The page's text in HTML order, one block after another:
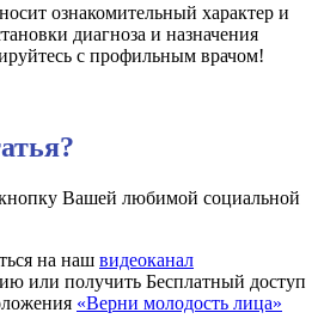
ознакомительный характер и
диагноза и назначения
с профильным врачом!
Вашей любимой социальной
на наш видеоканал
или получить Бесплатный доступ
«Верни молодость лица»